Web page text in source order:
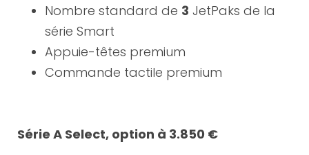
Nombre standard de 3 JetPaks de la
série Smart
Appuie-têtes premium
Commande tactile premium
Série A Select, option à 3.850 €